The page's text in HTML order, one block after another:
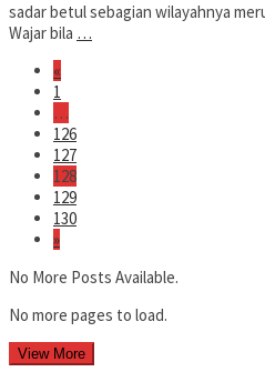
sadar betul sebagian wilayahnya
Wajar bila …
«
1
…
126
127
128
129
130
»
No More Posts Available.
No more pages to load.
View More